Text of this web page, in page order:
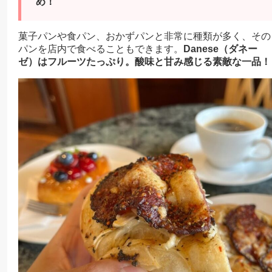
菓子パンや食パン、おかずパンと非常に種類が多く、その
パンを店内で食べることもできます。
Danese（ダネー
ゼ）はフルーツたっぷり。酸味と甘み感じる素敵な一品！